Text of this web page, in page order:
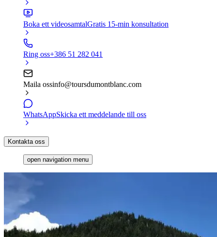
Boka ett videosamtalGratis 15-min konsultation
Ring oss+386 51 282 041
Maila ossinfo@toursdumontblanc.com
WhatsAppSkicka ett meddelande till oss
Kontakta oss
open navigation menu